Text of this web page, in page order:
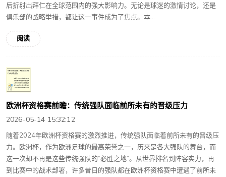
后折射出拜仁在全球范围内的强大影响力。无论是球迷的激情讨论，还是
俱乐部的战略举措，都让这一事件成为了焦点。本...
阅读
欧洲杯资格赛前瞻：传统强队面临前所未有的晋级压力
2026-05-14 15:32:12
随着2024年欧洲杯资格赛的激烈推进，传统强队面临着前所未有的晋级压
力。欧洲杯，作为欧洲足球的最高荣誉之一，历来是各大强队的舞台，而
这一次却不再是这些传统强队的“必胜之地”。从世界排名到阵容实力，再
到比赛中的战术部署，许多昔日的强队都在欧洲杯资格赛中遭遇了前所未